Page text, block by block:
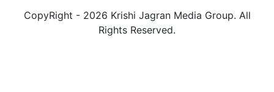
CopyRight - 2026 Krishi Jagran Media Group. All
Rights Reserved.